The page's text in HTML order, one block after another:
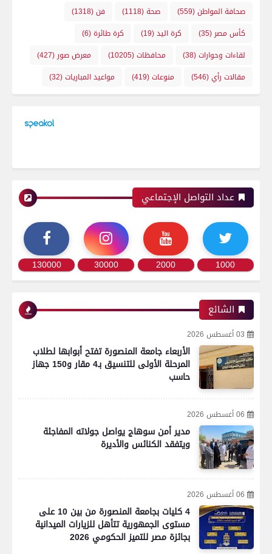
صحافة المواطن(559) صحة(1118) فن(1318)
كأس مصر (35) كرة اليد(19) كرة طائرة(6)
لقاءات وحوارات(38) محافظات(10205) معرض صور (427)
مقالات رأي(546) منوعات(419) مواعيد المباريات(32)
عداد التواصل الإجتماعي
1000
2000
30000
130000
الشائع
03 أغسطس 2026
الأربعاء جامعة المنصورة تفتح أبوابها لطلاب
المرحلة الأولى للتنسيق بـ4 مقار و150 جهاز
حاسب
06 أغسطس 2026
مدير أمن سوهاج يواصل جولاته المفاجئة
ويتفقد الكنائس والأديرة
06 أغسطس 2026
4 كليات بجامعة المنصورة من بين 10 على
مستوى الجمهورية تتأهل للزيارات الميدانية
بجائزة مصر للتميز الحكومي 2026